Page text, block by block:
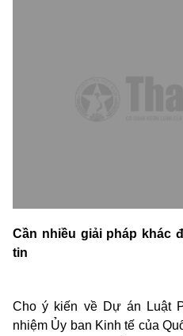
Cần nhiều giải pháp khác
tin
Cho ý kiến về Dự án Luật
nhiệm Ủy ban Kinh tế của